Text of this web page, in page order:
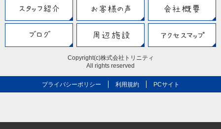
Copyright(c)株式会社トリニティ
All rights reserved
プライバシーポリシー 利用規約 PCサイト